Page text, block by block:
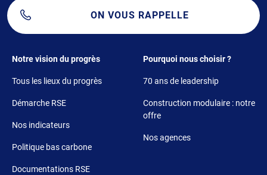
ON VOUS RAPPELLE
Footer 1
Notre vision du progrès
Tous les lieux du progrès
Démarche RSE
Nos indicateurs
Politique bas carbone
Documentations RSE
Footer 2
Pourquoi nous choisir ?
70 ans de leadership
Construction modulaire : notre
offre
Nos agences